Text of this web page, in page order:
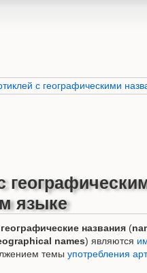
с географическими
языке
географические названия (
names) являются
темы употребления